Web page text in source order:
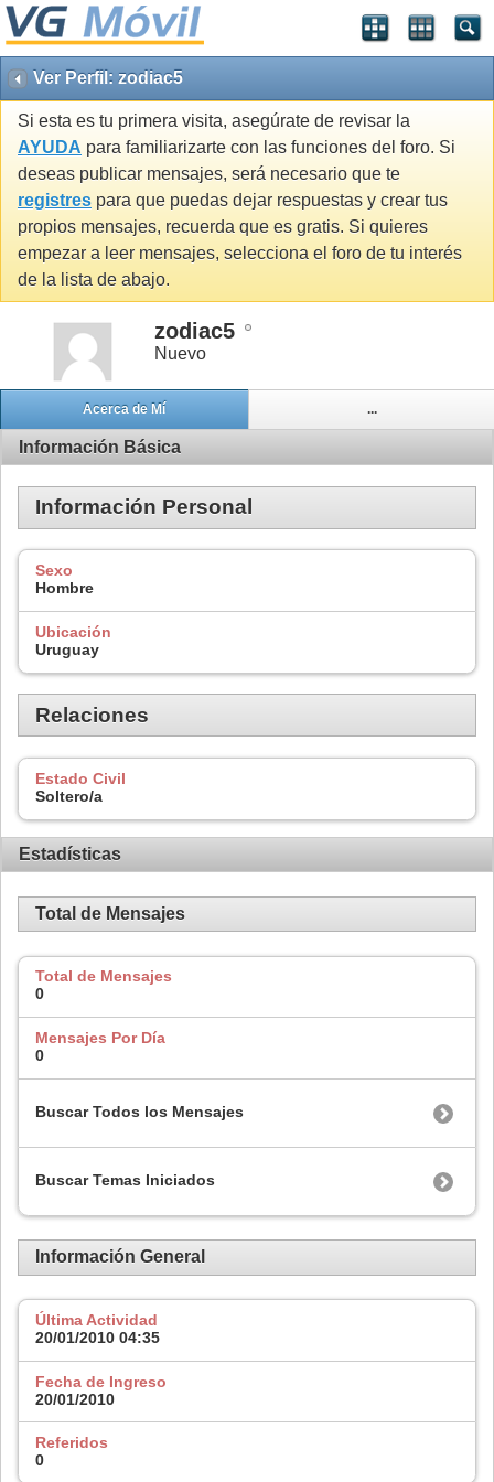
Ver Perfil: zodiac5
Si esta es tu primera visita, asegúrate de revisar la
AYUDA para familiarizarte con las funciones del foro. Si
deseas publicar mensajes, será necesario que te
registres para que puedas dejar respuestas y crear tus
propios mensajes, recuerda que es gratis. Si quieres
empezar a leer mensajes, selecciona el foro de tu interés
de la lista de abajo.
zodiac5
Nuevo
Acerca de Mí ...
Información Básica
Información Personal
Sexo
Hombre
Ubicación
Uruguay
Relaciones
Estado Civil
Soltero/a
Estadísticas
Total de Mensajes
Total de Mensajes
0
Mensajes Por Día
0
Buscar Todos los Mensajes
Buscar Temas Iniciados
Información General
Última Actividad
20/01/2010 04:35
Fecha de Ingreso
20/01/2010
Referidos
0